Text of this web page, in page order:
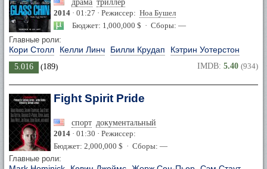
драма триллер
2014 · 01:27 · Режиссер: Ноа Бушел
Бюджет: 1,000,000 $ · Сборы: —
Главные роли:
Кори Столл Келли Линч Билли Крудап Кэтрин Уотерстон
5.016 (189) IMDB: 5.40 (934)
Fight Spirit Pride
спорт документальный
2014 · 01:30 · Режиссер:
Бюджет: 2,000,000 $ · Сборы: —
Главные роли: